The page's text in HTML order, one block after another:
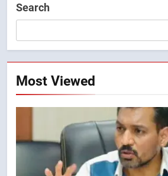
Search
Most Viewed